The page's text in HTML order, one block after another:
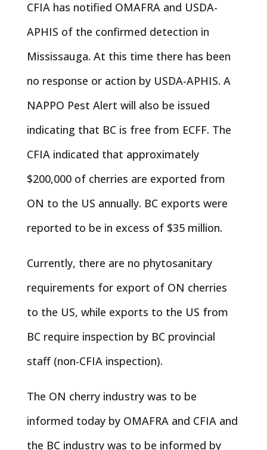
CFIA has notified OMAFRA and USDA-
APHIS of the confirmed detection in
Mississauga. At this time there has been
no response or action by USDA-APHIS. A
NAPPO Pest Alert will also be issued
indicating that BC is free from ECFF. The
CFIA indicated that approximately
$200,000 of cherries are exported from
ON to the US annually. BC exports were
reported to be in excess of $35 million.
Currently, there are no phytosanitary
requirements for export of ON cherries
to the US, while exports to the US from
BC require inspection by BC provincial
staff (non-CFIA inspection).
The ON cherry industry was to be
informed today by OMAFRA and CFIA and
the BC industry was to be informed by